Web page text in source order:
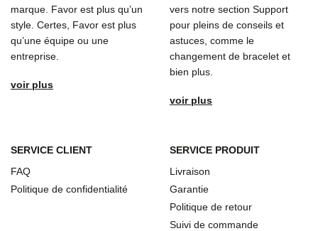
marque. Favor est plus qu’un
style. Certes, Favor est plus
qu’une équipe ou une
entreprise.
voir plus
vers notre section Support
pour pleins de conseils et
astuces, comme le
changement de bracelet et
bien plus.
voir plus
SERVICE CLIENT
FAQ
Politique de confidentialité
SERVICE PRODUIT
Livraison
Garantie
Politique de retour
Suivi de commande